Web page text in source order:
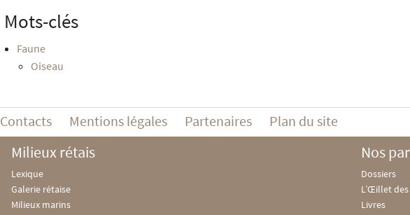
Mots-clés
Faune
Oiseau
Contacts Mentions légales Partenaires Plan du site
Milieux rétais
Lexique
Galerie rétaise
Milieux marins
Nos
Dossiers
L’Œillet
Livres